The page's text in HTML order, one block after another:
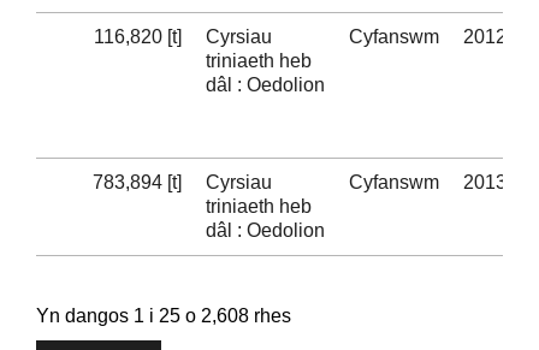
116,820 [t]
Cyrsiau
triniaeth heb
dâl : Oedolion
Cyfanswm 2012-13
783,894 [t]
Cyrsiau
triniaeth heb
dâl : Oedolion
Cyfanswm 2013-14
Yn dangos 1 i 25 o 2,608 rhes